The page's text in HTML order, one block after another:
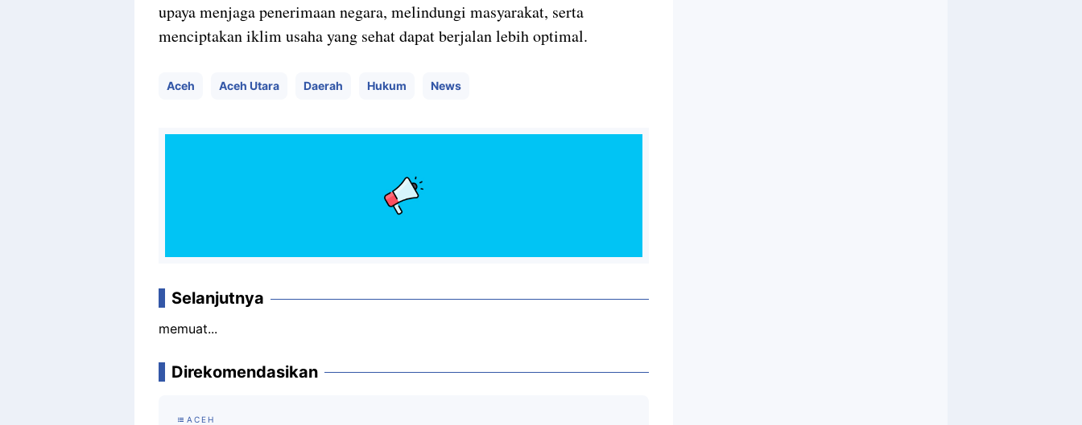
upaya menjaga penerimaan negara, melindungi masyarakat, serta
menciptakan iklim usaha yang sehat dapat berjalan lebih optimal.
Aceh Aceh Utara Daerah Hukum News
Selanjutnya
memuat...
Direkomendasikan
ACEH